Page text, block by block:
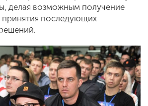
делая возможным получение
последующих